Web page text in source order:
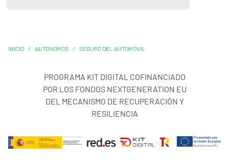
INICIO / AUTONOMOS / SEGURO DEL AUTOMÓVIL
PROGRAMA KIT DIGITAL COFINANCIADO
POR LOS FONDOS NEXTGENERATION EU
DEL MECANISMO DE RECUPERACIÓN Y
RESILIENCIA